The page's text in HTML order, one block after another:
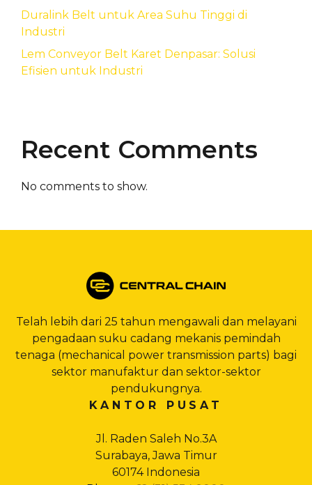
Duralink Belt untuk Area Suhu Tinggi di
Industri
Lem Conveyor Belt Karet Denpasar: Solusi
Efisien untuk Industri
Recent Comments
No comments to show.
Telah lebih dari 25 tahun mengawali dan melayani
pengadaan suku cadang mekanis pemindah
tenaga (mechanical power transmission parts) bagi
sektor manufaktur dan sektor-sektor
pendukungnya.
KANTOR PUSAT
Jl. Raden Saleh No.3A
Surabaya, Jawa Timur
60174 Indonesia